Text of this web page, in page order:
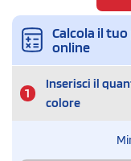
Calcola il
online
1
Inserisci il
colore